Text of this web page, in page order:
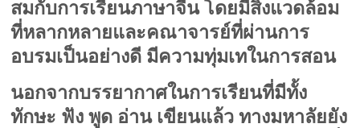
ได้ปรับปรุงให้การเรียนการสอนภาษาจีนที่
สามารถนำไปประยุกต์ใช้ได้จริงในชีวิต
ประจำวัน
เรามีความเชื่อมั่นว่าับริบททางวัฒนธรรม
เป็นส่วนสำัคัญประการหนึ่งในการเรียน
การสอนภาษา